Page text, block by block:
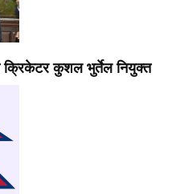
क्रिकेटर कुशल भुर्तेल नियुक्त